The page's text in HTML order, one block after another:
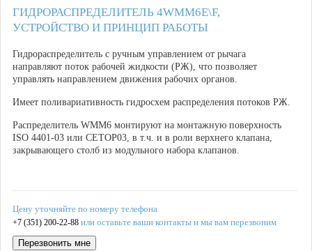
ГИДРОРАСПРЕДЕЛИТЕЛЬ 4WMM6E\F,
УСТРОЙСТВО И ПРИНЦИП РАБОТЫ
Гидрораспределитель с ручным управлением от рычага
направляют поток рабочей жидкости (РЖ), что позволяет
управлять направлением движения рабочих органов.
Имеет поливариативность гидросхем распределения потоков РЖ.
Распределитель WMM6 монтируют на монтажную поверхность
ISO 4401-03 или CETOP03, в т.ч. и в роли верхнего клапана,
закрывающего столб из модульного набора клапанов.
Цену уточняйте по номеру телефона
+7 (351) 200-22-88 или оставьте ваши контакты и мы вам перезвоним
Перезвонить мне